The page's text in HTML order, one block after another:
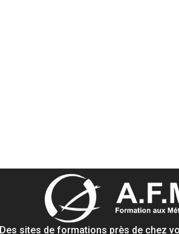
sites de formations près de chez